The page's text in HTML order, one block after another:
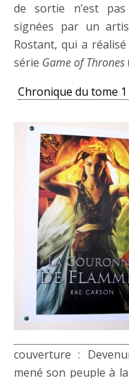
de sortie n’est
signées par un
Rostant, qui a
série Game of Thrones
Chronique du tome 1
couverture :
mené son peuple à